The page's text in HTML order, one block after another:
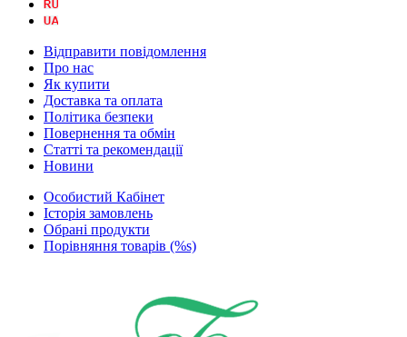
Відправити повідомлення
Про нас
Як купити
Доставка та оплата
Політика безпеки
Повернення та обмін
Статті та рекомендації
Новини
Особистий Кабінет
Історія замовлень
Обрані продукти
Порівняння товарів (%s)